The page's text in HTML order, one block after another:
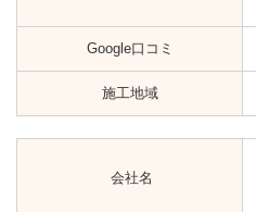
Google口コミ
施工地域
会社名